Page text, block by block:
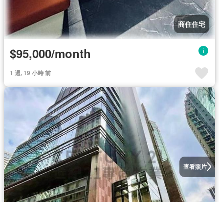
商住住宅
$95,000/month
1 週, 19 小時 前
查看照片